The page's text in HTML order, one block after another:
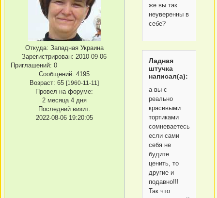
Откуда: Западная Украина
Зарегистрирован: 2010-09-06
Приглашений: 0
Сообщений: 4195
Возраст: 65 [1960-11-11]
Провел на форуме:
2 месяца 4 дня
Последний визит:
2022-08-06 19:20:05
же вы так
неуверенны в
себе?
Ладная
штучка
написал(а):
а вы с
реально
красивыми
тортиками
сомневаетесь,
если сами
себя не
будите
ценить, то
другие и
подавно!!!
Так что